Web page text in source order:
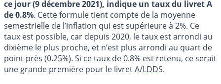
ce jour (9 décembre 2021), indique un taux du livret A
de 0.8%. Cette formule tient compte de la moyenne
semestrielle de l’inflation qui est supérieure à 2%. Ce
taux est possible, car depuis 2020, le taux est arrondi au
dixième le plus proche, et n’est plus arrondi au quart de
point près (0.25%). Si ce taux de 0.8% est retenu, ce serait
une grande première pour le livret A/LDDS.